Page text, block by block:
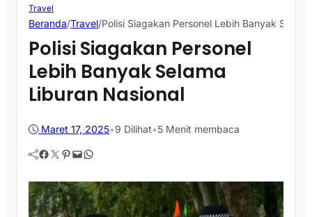
Travel
Beranda/Travel/Polisi Siagakan Personel Lebih Banyak
Polisi Siagakan Personel
Lebih Banyak Selama
Liburan Nasional
Maret 17, 2025•9 Dilihat•5 Menit membaca
Facebook Twitter Pinterest Mail WhatsApp